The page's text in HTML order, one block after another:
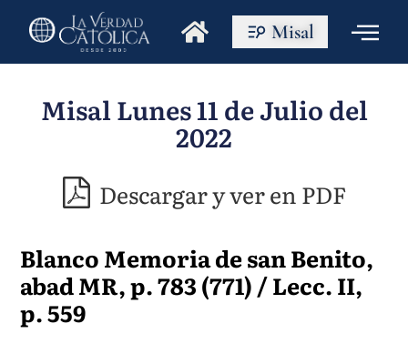
Misal
Misal Lunes 11 de Julio del
2022
Descargar y ver en PDF
Blanco Memoria de san Benito,
abad MR, p. 783 (771) / Lecc. II,
p. 559